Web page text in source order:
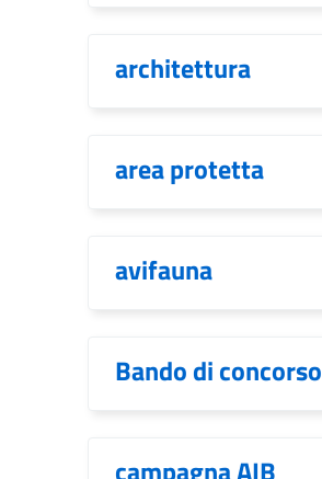
architettura
area protetta
avifauna
Bando di concorso